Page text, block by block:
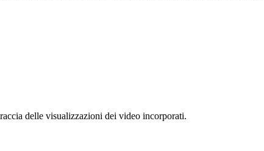
delle visualizzazioni dei video incorporati.